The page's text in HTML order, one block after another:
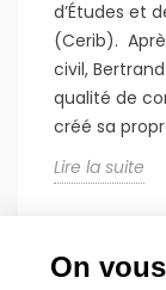
d’Études et
(Cerib).
civil,
qualité de
créé sa
Lire la suite
On